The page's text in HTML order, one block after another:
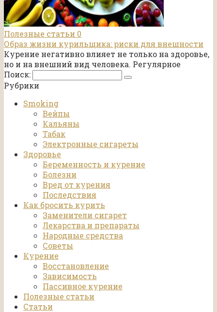
Полезные статьи 0
Образ жизни курильщика: риски для внешности
Курение негативно влияет не только на здоровье,
но и на внешний вид человека. Регулярное
Поиск:
Рубрики
Smoking
Вейпы
Кальяны
Табак
Электронные сигареты
Здоровье
Беременность и курение
Болезни
Вред от курения
Последствия
Как бросить курить
Заменители сигарет
Лекарства и препараты
Народные средства
Советы
Курение
Восстановление
Зависимость
Пассивное курение
Полезные статьи
Статьи